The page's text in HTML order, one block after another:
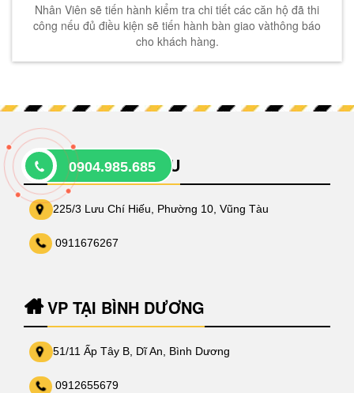
Nhân Viên sẽ tiến hành kiểm tra chi tiết các căn hộ đã thi
công nếu đủ điều kiện sẽ tiến hành bàn giao vàthông báo
cho khách hàng.
VP TẠI VŨNG TÀU
225/3 Lưu Chí Hiếu, Phường 10, Vũng Tàu
0911676267
VP TẠI BÌNH DƯƠNG
51/11 Ấp Tây B, Dĩ An, Bình Dương
0912655679
0904.985.685